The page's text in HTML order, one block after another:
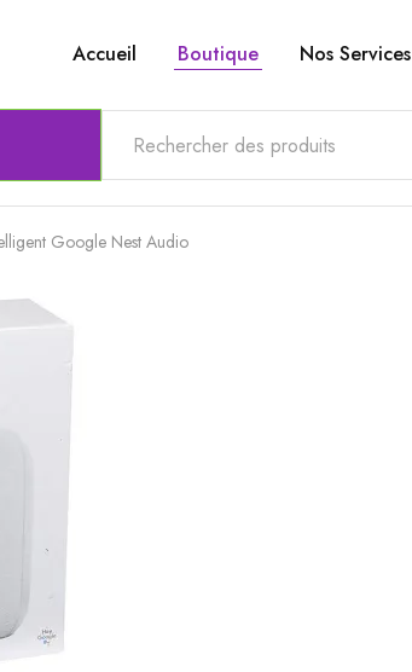
Accueil Boutique Nos Services
Google Nest Audio